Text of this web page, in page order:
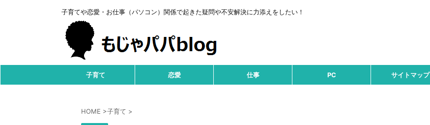
子育てや恋愛・お仕事（パソコン）関係で起きた疑問や不安解決に力添えをしたい！
子育て 恋愛 仕事 PC サイトマップ
HOME >子育て >